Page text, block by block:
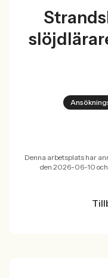
Denna arbetsplats har
den 2026-06-10